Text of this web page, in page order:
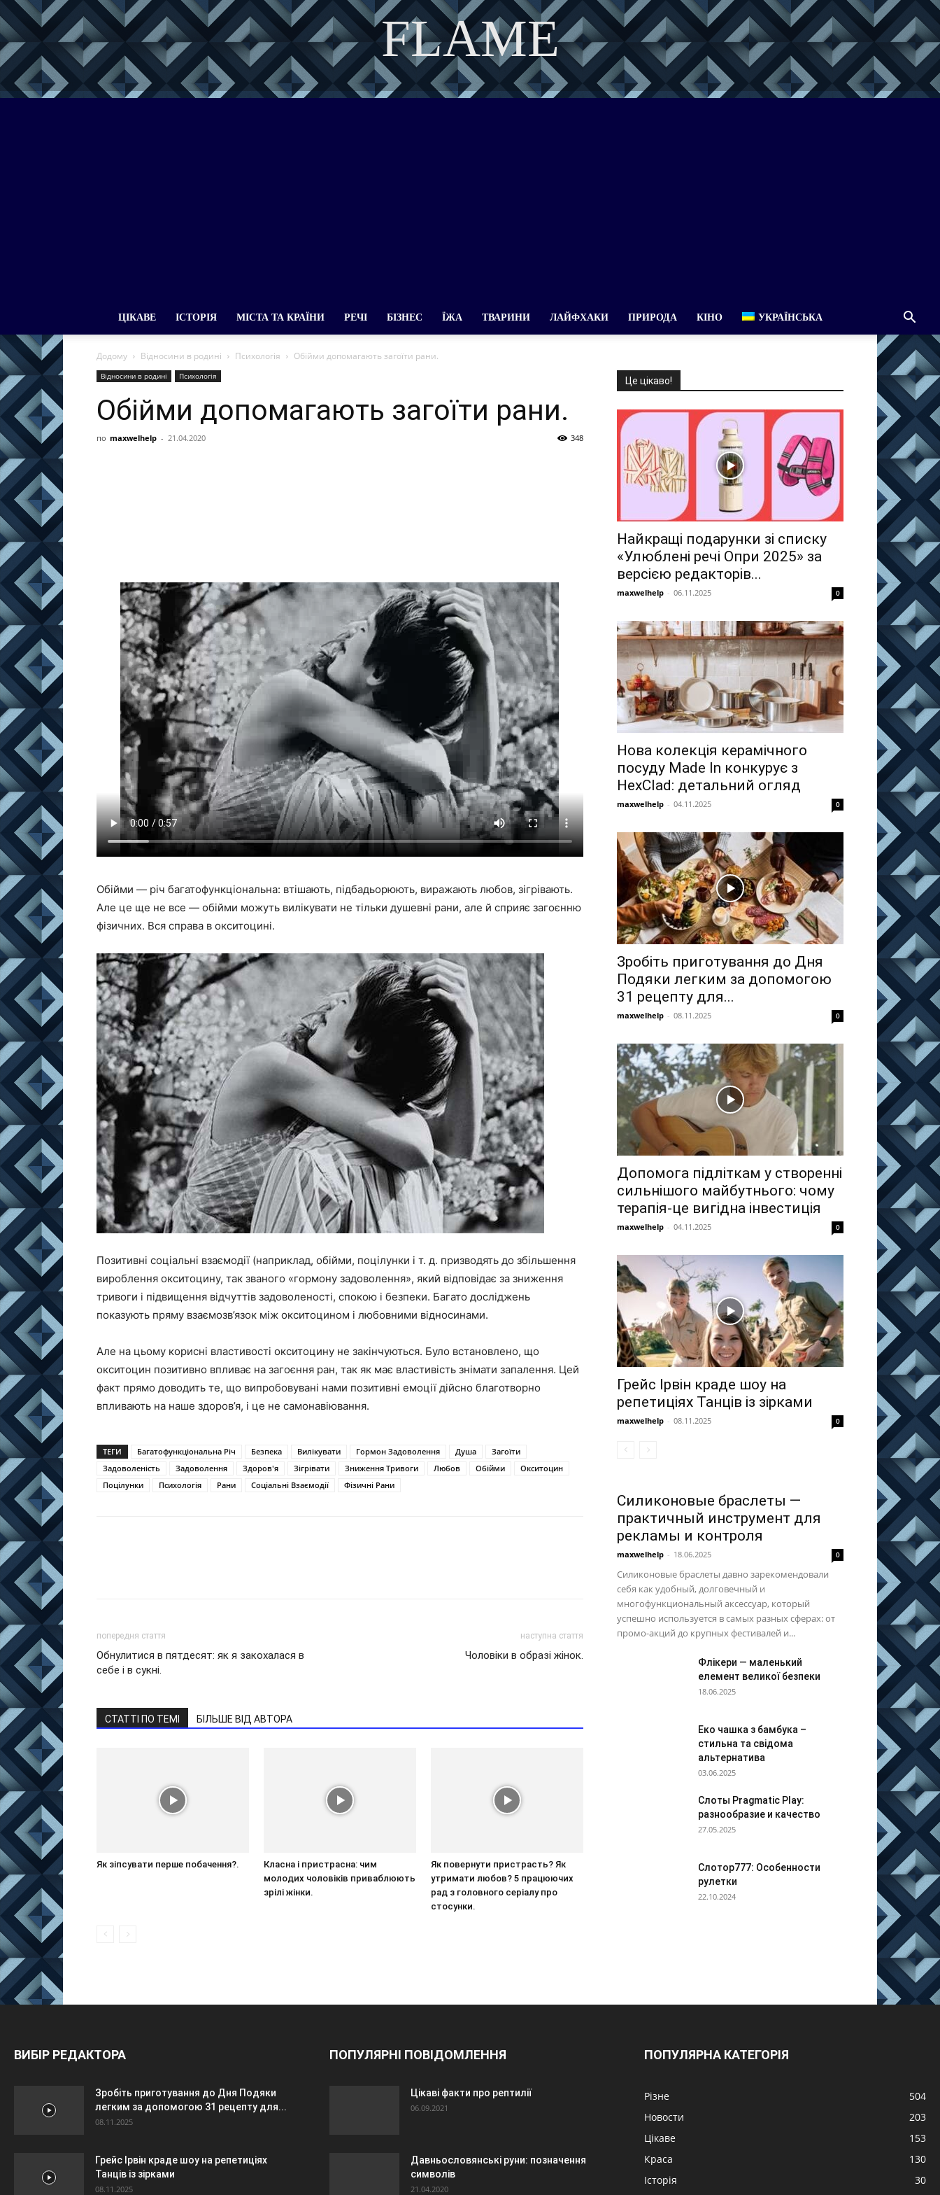
FLAME
DISCOVER THE ART OF PUBLISHING
ЦІКАВЕ ІСТОРІЯ МІСТА ТА КРАЇНИ РЕЧІ БІЗНЕС ЇЖА ТВАРИНИ ЛАЙФХАКИ ПРИРОДА КІНО УКРАЇНСЬКА
Додому Відносини в родині Психологія Обійми допомагають загоїти рани.
Відносини в родині Психологія
Обійми допомагають загоїти рани.
по maxwelhelp - 21.04.2020 348
Обійми — річ багатофункціональна: втішають, підбадьорюють, виражають любов, зігрівають.
Але це ще не все — обійми можуть вилікувати не тільки душевні рани, але й сприяє загоєнню
фізичних. Вся справа в окситоцині.
Позитивні соціальні взаємодії (наприклад, обійми, поцілунки і т. д. призводять до збільшення
вироблення окситоцину, так званого «гормону задоволення», який відповідає за зниження
тривоги і підвищення відчуттів задоволеності, спокою і безпеки. Багато досліджень
показують пряму взаємозв’язок між окситоцином і любовними відносинами.
Але на цьому корисні властивості окситоцину не закінчуються. Було встановлено, що
окситоцин позитивно впливає на загоєння ран, так як має властивість знімати запалення. Цей
факт прямо доводить те, що випробовувані нами позитивні емоції дійсно благотворно
впливають на наше здоров’я, і це не самонавіювання.
ТЕГИ Багатофункціональна Річ Безпека Вилікувати Гормон Задоволення Душа
Загоїти
Задоволеність
Задоволення Здоров'я Зігрівати Зниження Тривоги Любов Обійми
Окситоцин
Поцілунки
Психологія Рани Соціальні Взаємодії Фізичні Рани
попередня стаття
Обнулитися в пятдесят: як я закохалася в
себе і в сукні.
наступна стаття
Чоловіки в образі жінок.
СТАТТІ ПО ТЕМІ БІЛЬШЕ ВІД АВТОРА
Як зіпсувати перше побачення?.
Класна і пристрасна: чим
молодих чоловіків приваблюють
зрілі жінки.
Як повернути пристрасть? Як
утримати любов? 5 працюючих
рад з головного серіалу про
стосунки.
Це цікаво!
Найкращі подарунки зі списку
«Улюблені речі Опри 2025» за
версією редакторів...
maxwelhelp - 06.11.2025 0
Нова колекція керамічного
посуду Made In конкурує з
HexClad: детальний огляд
maxwelhelp - 04.11.2025 0
Зробіть приготування до Дня
Подяки легким за допомогою
31 рецепту для...
maxwelhelp - 08.11.2025 0
Допомога підліткам у створенні
сильнішого майбутнього: чому
терапія-це вигідна інвестиція
maxwelhelp - 04.11.2025 0
Грейс Ірвін краде шоу на
репетиціях Танців із зірками
maxwelhelp - 08.11.2025 0
Силиконовые браслеты —
практичный инструмент для
рекламы и контроля
maxwelhelp - 18.06.2025 0
Силиконовые браслеты давно зарекомендовали
себя как удобный, долговечный и
многофункциональный аксессуар, который
успешно используется в самых разных сферах: от
промо-акций до крупных фестивалей и...
Флікери — маленький
елемент великої безпеки
18.06.2025
Еко чашка з бамбука –
стильна та свідома
альтернатива
03.06.2025
Слоты Pragmatic Play:
разнообразие и качество
27.05.2025
Слотор777: Особенности
рулетки
22.10.2024
ВИБІР РЕДАКТОРА
Зробіть приготування до Дня Подяки
легким за допомогою 31 рецепту для...
08.11.2025
Грейс Ірвін краде шоу на репетиціях
Танців із зірками
08.11.2025
ПОПУЛЯРНІ ПОВІДОМЛЕННЯ
Цікаві факти про рептилії
06.09.2021
Давньословянські руни: позначення
символів
21.04.2020
ПОПУЛЯРНА КАТЕГОРІЯ
Різне
504
Новости
203
Цікаве
153
Краса
130
Історія
30